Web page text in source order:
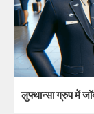
लुफ्थान्सा ग्रुप में